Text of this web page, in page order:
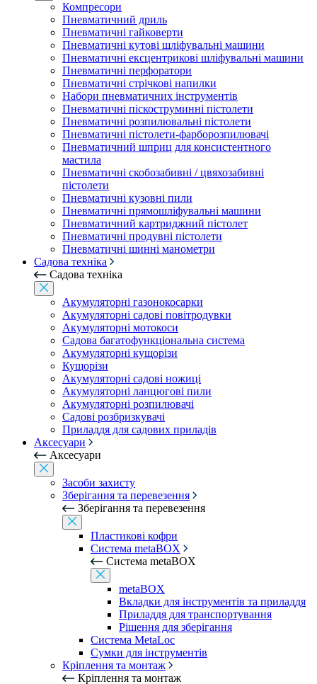
Компресори
Пневматичний дриль
Пневматичні гайковерти
Пневматичні кутові шліфувальні машини
Пневматичні ексцентрикові шліфувальні машини
Пневматичні перфоратори
Пневматичні стрічкові напилки
Набори пневматичних інструментів
Пневматичні піскоструминні пістолети
Пневматичні розпилювальні пістолети
Пневматичні пістолети-фарборозпилювачі
Пневматичний шприц для консистентного
мастила
Пневматичні скобозабивні / цвяхозабивні
пістолети
Пневматичні кузовні пили
Пневматичні прямошліфувальні машини
Пневматичний картриджний пістолет
Пневматичні продувні пістолети
Пневматичні шинні манометри
Садова техніка
Садова техніка
Акумуляторні газонокосарки
Акумуляторні садові повітродувки
Акумуляторні мотокоси
Садова багатофункціональна система
Акумуляторні кущорізи
Кущорізи
Акумуляторні садові ножиці
Акумуляторні ланцюгові пили
Акумуляторні розпилювачі
Садові розбризкувачі
Приладдя для садових приладів
Аксесуари
Аксесуари
Засоби захисту
Зберігання та перевезення
Зберігання та перевезення
Пластикові кофри
Система metaBOX
Система metaBOX
metaBOX
Вкладки для інструментів та приладдя
Приладдя для транспортування
Рішення для зберігання
Система MetaLoc
Сумки для інструментів
Кріплення та монтаж
Кріплення та монтаж